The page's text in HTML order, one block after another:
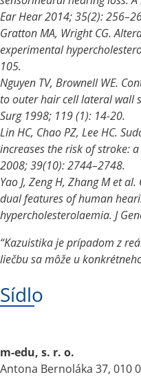
Ear Hear 2014; 35(2):
Gratton MA, Wright CG.
experimental
105.
Nguyen TV, Brownell WE.
to outer hair cell lateral wall
Surg 1998; 119 (1): 14-20.
Lin HC, Chao PZ, Lee HC.
increases the risk of stroke:a
2008; 39(10): 2744–2748.
Yao J, Zeng H, Zhang M et
dual features of human
hypercholesterolaemia. J
“Kazuistika je prípadom z
liečbu sa môže u
Sídlo
m-edu, s. r. o.
Antona Bernoláka 37, 010